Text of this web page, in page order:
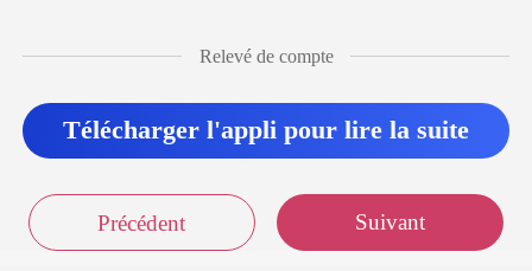
Relevé de compte
Télécharger l'appli pour lire la suite
Précédent Suivant